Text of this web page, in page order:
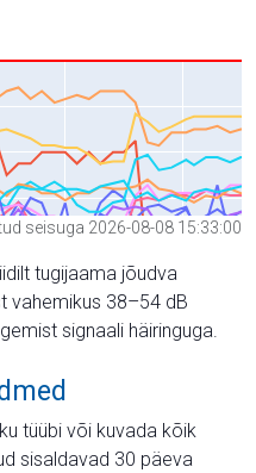
seisuga 2026-08-08 15:33:00
tugijaama jõudva
vahemikus 38–54 dB
signaali häiringuga.
tüübi või kuvada kõik
sisaldavad 30 päeva